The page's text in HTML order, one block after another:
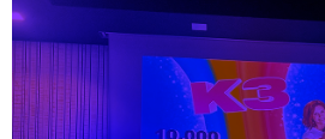
& festive
Meer info